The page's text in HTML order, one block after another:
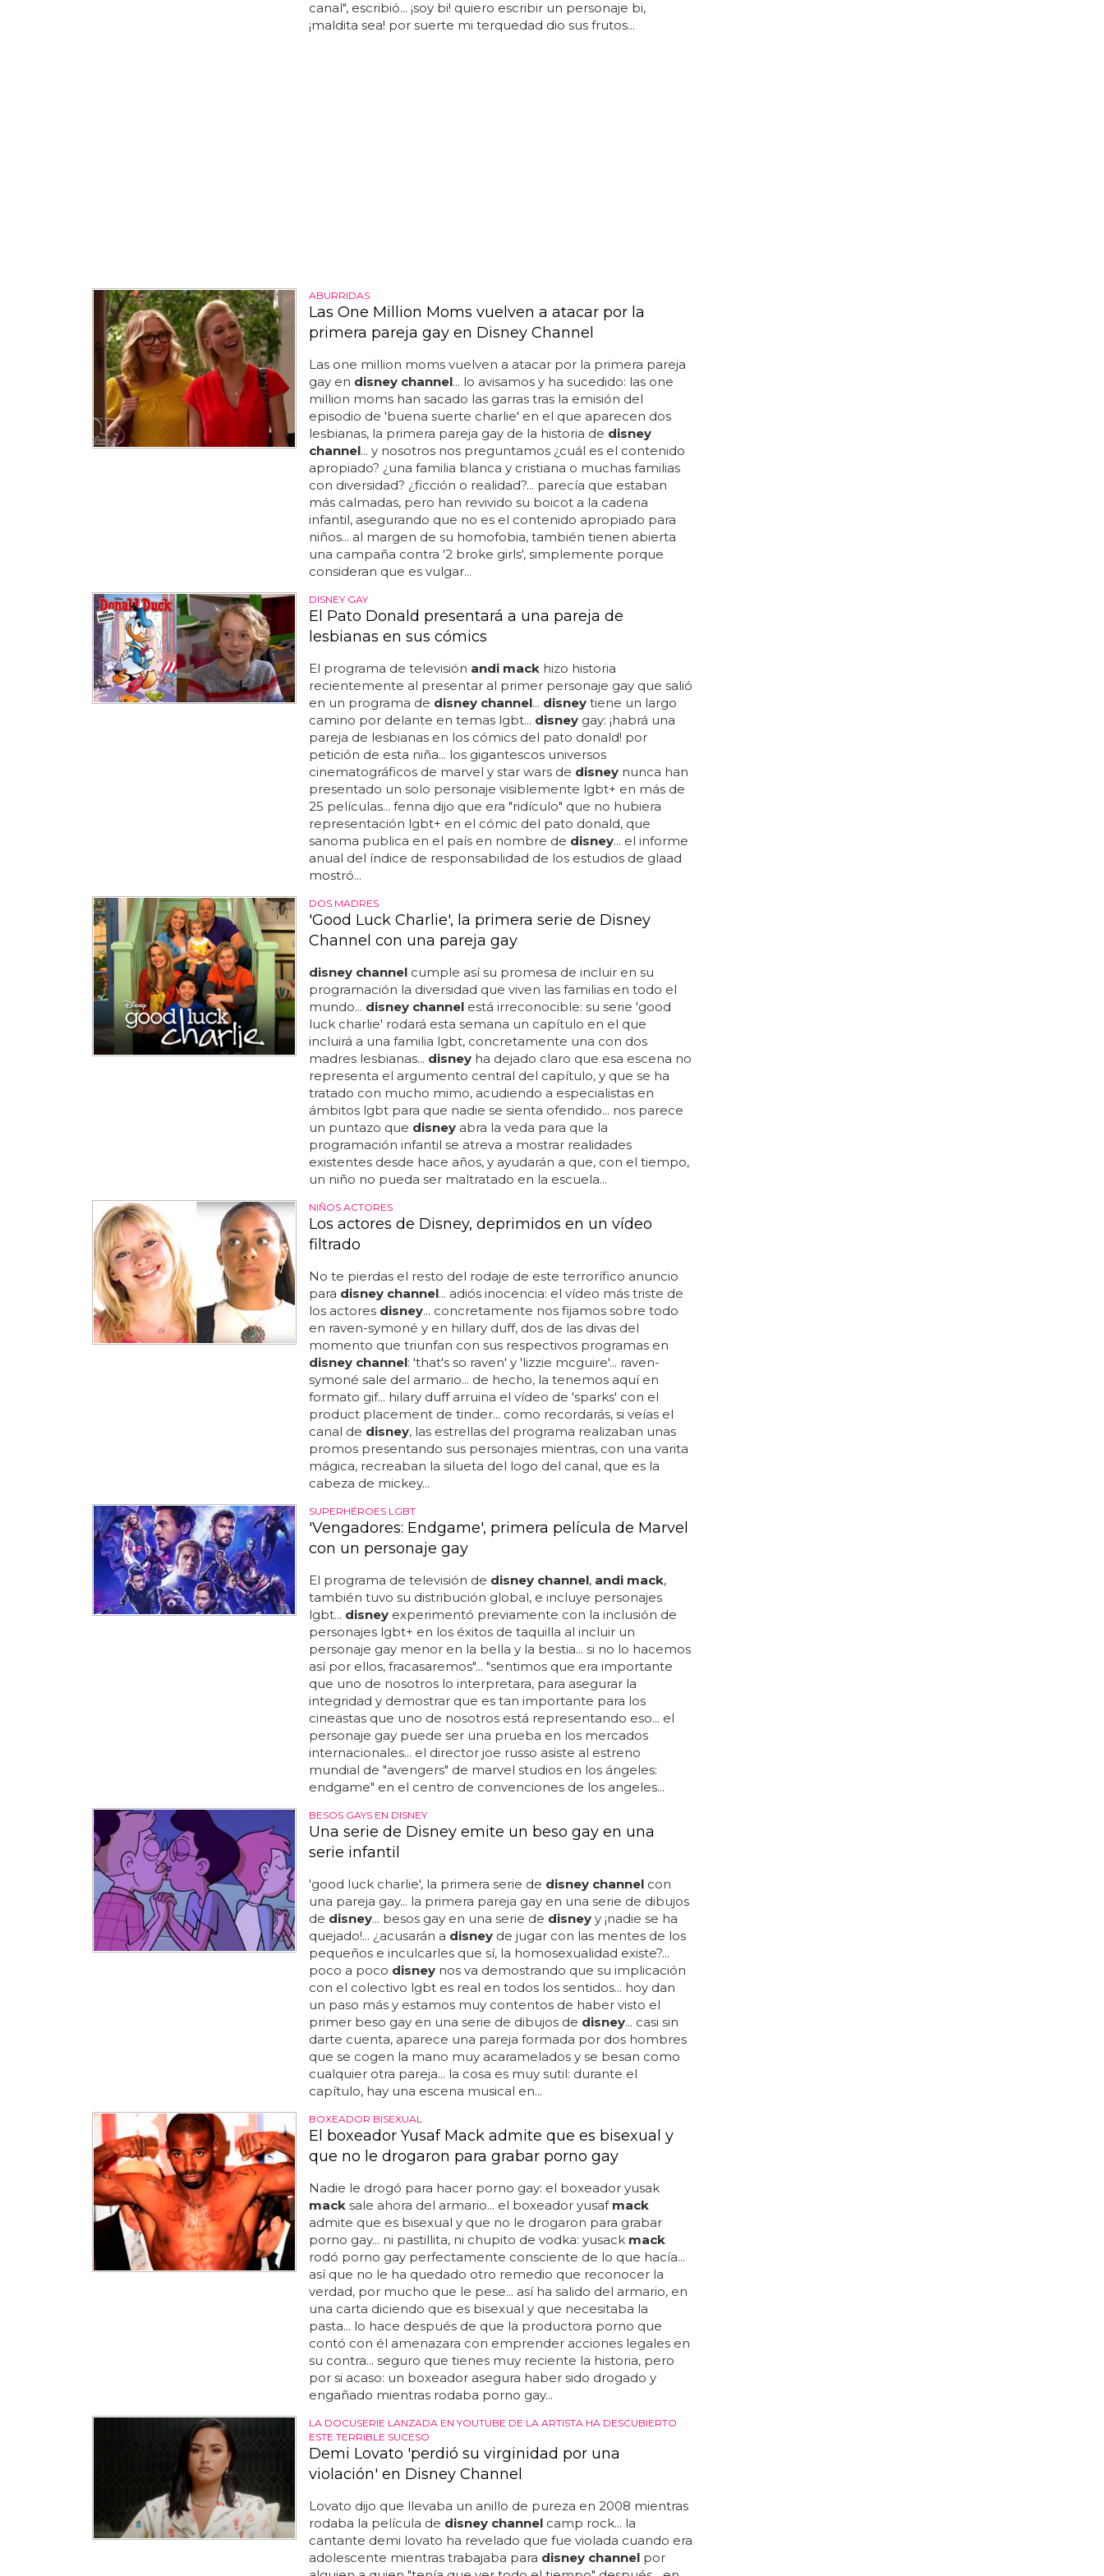
canal", escribió... ¡soy bi! quiero escribir un personaje bi,
¡maldita sea! por suerte mi terquedad dio sus frutos...
ABURRIDAS
Las One Million Moms vuelven a atacar por la
primera pareja gay en Disney Channel
Las one million moms vuelven a atacar por la primera pareja
gay en disney channel... lo avisamos y ha sucedido: las one
million moms han sacado las garras tras la emisión del
episodio de 'buena suerte charlie' en el que aparecen dos
lesbianas, la primera pareja gay de la historia de disney
channel... y nosotros nos preguntamos ¿cuál es el contenido
apropiado? ¿una familia blanca y cristiana o muchas familias
con diversidad? ¿ficción o realidad?... parecía que estaban
más calmadas, pero han revivido su boicot a la cadena
infantil, asegurando que no es el contenido apropiado para
niños... al margen de su homofobia, también tienen abierta
una campaña contra '2 broke girls', simplemente porque
consideran que es vulgar...
DISNEY GAY
El Pato Donald presentará a una pareja de
lesbianas en sus cómics
El programa de televisión andi mackhizo historia
recientemente al presentar al primer personaje gay que salió
en un programa de disney channel... disneytiene un largo
camino por delante en temas lgbt... disneygay: ¡habrá una
pareja de lesbianas en los cómics del pato donald! por
petición de esta niña... los gigantescos universos
cinematográficos de marvel y star wars de disneynunca han
presentado un solo personaje visiblemente lgbt+ en más de
25 películas... fenna dijo que era "ridículo" que no hubiera
representación lgbt+ en el cómic del pato donald, que
sanoma publica en el país en nombre de disney... el informe
anual del índice de responsabilidad de los estudios de glaad
mostró...
DOS MADRES
'Good Luck Charlie', la primera serie de Disney
Channel con una pareja gay
disney channelcumple así su promesa de incluir en su
programación la diversidad que viven las familias en todo el
mundo... disney channelestá irreconocible: su serie 'good
luck charlie' rodará esta semana un capítulo en el que
incluirá a una familia lgbt, concretamente una con dos
madres lesbianas... disneyha dejado claro que esa escena no
representa el argumento central del capítulo, y que se ha
tratado con mucho mimo, acudiendo a especialistas en
ámbitos lgbt para que nadie se sienta ofendido... nos parece
un puntazo que disneyabra la veda para que la
programación infantil se atreva a mostrar realidades
existentes desde hace años, y ayudarán a que, con el tiempo,
un niño no pueda ser maltratado en la escuela...
NIÑOS ACTORES
Los actores de Disney, deprimidos en un vídeo
filtrado
No te pierdas el resto del rodaje de este terrorífico anuncio
para disney channel... adiós inocencia: el vídeo más triste de
los actores disney... concretamente nos fijamos sobre todo
en raven-symoné y en hillary duff, dos de las divas del
momento que triunfan con sus respectivos programas en
disney channel: 'that's so raven' y 'lizzie mcguire'... raven-
symoné sale del armario... de hecho, la tenemos aquí en
formato gif... hilary duff arruina el vídeo de 'sparks' con el
product placement de tinder... como recordarás, si veías el
canal de disney, las estrellas del programa realizaban unas
promos presentando sus personajes mientras, con una varita
mágica, recreaban la silueta del logo del canal, que es la
cabeza de mickey...
SUPERHÉROES LGBT
'Vengadores: Endgame', primera película de Marvel
con un personaje gay
El programa de televisión de disney channel, andi mack,
también tuvo su distribución global, e incluye personajes
lgbt... disneyexperimentó previamente con la inclusión de
personajes lgbt+ en los éxitos de taquilla al incluir un
personaje gay menor en la bella y la bestia... si no lo hacemos
así por ellos, fracasaremos"... "sentimos que era importante
que uno de nosotros lo interpretara, para asegurar la
integridad y demostrar que es tan importante para los
cineastas que uno de nosotros está representando eso... el
personaje gay puede ser una prueba en los mercados
internacionales... el director joe russo asiste al estreno
mundial de "avengers" de marvel studios en los ángeles:
endgame" en el centro de convenciones de los angeles...
BESOS GAYS EN DISNEY
Una serie de Disney emite un beso gay en una
serie infantil
'good luck charlie', la primera serie de disney channelcon
una pareja gay... la primera pareja gay en una serie de dibujos
de disney... besos gay en una serie de disneyy ¡nadie se ha
quejado!... ¿acusarán a disneyde jugar con las mentes de los
pequeños e inculcarles que sí, la homosexualidad existe?...
poco a poco disneynos va demostrando que su implicación
con el colectivo lgbt es real en todos los sentidos... hoy dan
un paso más y estamos muy contentos de haber visto el
primer beso gay en una serie de dibujos de disney... casi sin
darte cuenta, aparece una pareja formada por dos hombres
que se cogen la mano muy acaramelados y se besan como
cualquier otra pareja... la cosa es muy sutil: durante el
capítulo, hay una escena musical en...
BOXEADOR BISEXUAL
El boxeador Yusaf Mack admite que es bisexual y
que no le drogaron para grabar porno gay
Nadie le drogó para hacer porno gay: el boxeador yusak
macksale ahora del armario... el boxeador yusaf mack
admite que es bisexual y que no le drogaron para grabar
porno gay... ni pastillita, ni chupito de vodka: yusack mack
rodó porno gay perfectamente consciente de lo que hacía...
así que no le ha quedado otro remedio que reconocer la
verdad, por mucho que le pese... así ha salido del armario, en
una carta diciendo que es bisexual y que necesitaba la
pasta... lo hace después de que la productora porno que
contó con él amenazara con emprender acciones legales en
su contra... seguro que tienes muy reciente la historia, pero
por si acaso: un boxeador asegura haber sido drogado y
engañado mientras rodaba porno gay...
LA DOCUSERIE LANZADA EN YOUTUBE DE LA ARTISTA HA DESCUBIERTO
ESTE TERRIBLE SUCESO
Demi Lovato 'perdió su virginidad por una
violación' en Disney Channel
Lovato dijo que llevaba un anillo de pureza en 2008 mientras
rodaba la película de disney channelcamp rock... la
cantante demi lovato ha revelado que fue violada cuando era
adolescente mientras trabajaba para disney channelpor